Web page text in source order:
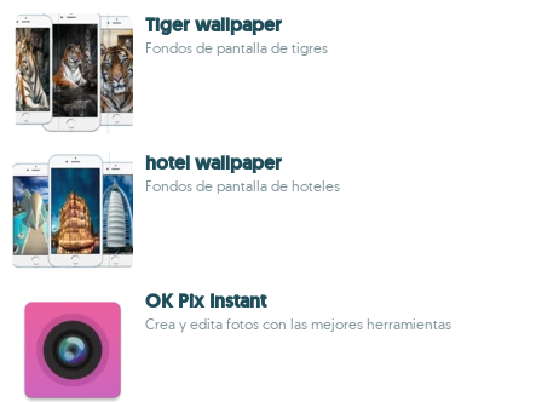
Tiger wallpaper
Fondos de pantalla de tigres
hotel wallpaper
Fondos de pantalla de hoteles
OK Pix Instant
Crea y edita fotos con las mejores herramientas